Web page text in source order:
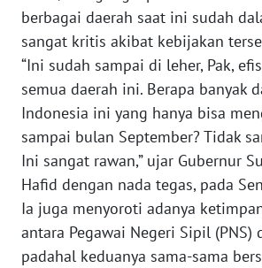
berbagai daerah saat ini sudah
sangat kritis akibat kebijakan
“Ini sudah sampai di leher, Pak,
semua daerah ini. Berapa banyak
Indonesia ini yang hanya bisa
sampai bulan September? Tidak
Ini sangat rawan,” ujar Gubernur
Hafid dengan nada tegas, pada
Ia juga menyoroti adanya
antara Pegawai Negeri Sipil (PNS)
padahal keduanya sama-sama
WN
NTT
WN
KEPRI
WN
PAPUA
WN
PAPUA
BARAT